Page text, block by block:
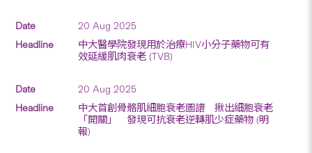
20 Aug 2025
中大醫學院發現用於治療HIV小分子藥物可有
效延緩肌肉衰老 (TVB)
20 Aug 2025
中大首創骨骼肌細胞衰老圖譜 揪出細胞衰老
「開關」 發現可抗衰老逆轉肌少症藥物 (明
報)